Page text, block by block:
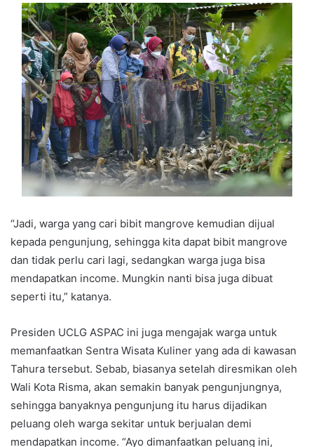
“Jadi, warga yang cari bibit mangrove kemudian dijual
kepada pengunjung, sehingga kita dapat bibit mangrove
dan tidak perlu cari lagi, sedangkan warga juga bisa
mendapatkan income. Mungkin nanti bisa juga dibuat
seperti itu,” katanya.
Presiden UCLG ASPAC ini juga mengajak warga untuk
memanfaatkan Sentra Wisata Kuliner yang ada di kawasan
Tahura tersebut. Sebab, biasanya setelah diresmikan oleh
Wali Kota Risma, akan semakin banyak pengunjungnya,
sehingga banyaknya pengunjung itu harus dijadikan
peluang oleh warga sekitar untuk berjualan demi
mendapatkan income. “Ayo dimanfaatkan peluang ini,